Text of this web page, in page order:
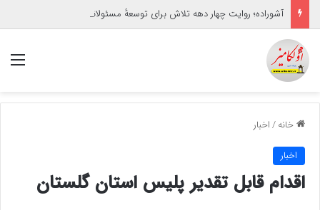
آشوراده؛ روایت چهار دهه تلاش برای توسعهٔ مسئولانه
خانه/اخبار
اخبار
اقدام قابل تقدیر پلیس استان گلستان